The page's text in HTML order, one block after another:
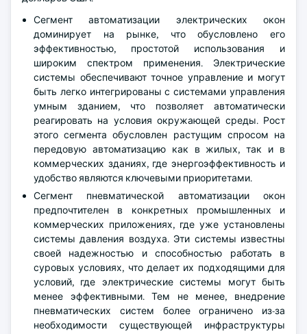
Сегмент автоматизации электрических окон
доминирует на рынке, что обусловлено его
эффективностью, простотой использования и
широким спектром применения. Электрические
системы обеспечивают точное управление и могут
быть легко интегрированы с системами управления
умным зданием, что позволяет автоматически
реагировать на условия окружающей среды. Рост
этого сегмента обусловлен растущим спросом на
передовую автоматизацию как в жилых, так и в
коммерческих зданиях, где энергоэффективность и
удобство являются ключевыми приоритетами.
Сегмент пневматической автоматизации окон
предпочтителен в конкретных промышленных и
коммерческих приложениях, где уже установлены
системы давления воздуха. Эти системы известны
своей надежностью и способностью работать в
суровых условиях, что делает их подходящими для
условий, где электрические системы могут быть
менее эффективными. Тем не менее, внедрение
пневматических систем более ограничено из-за
необходимости существующей инфраструктуры